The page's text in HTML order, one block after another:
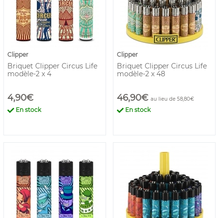
Clipper
Briquet Clipper Circus Life
modèle-2 x 4
4,90€
En stock
Clipper
Briquet Clipper Circus Life
modèle-2 x 48
46,90€ au lieu de 58,80€
En stock